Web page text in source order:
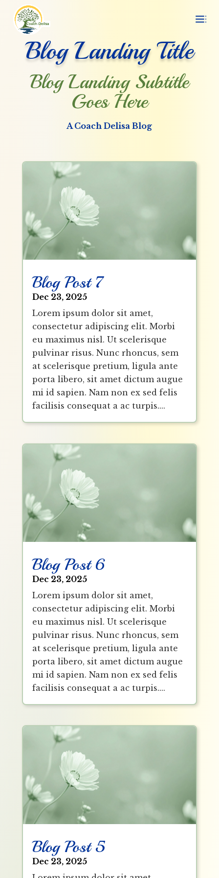
Blog Landing Title
Blog Landing Subtitle
Goes Here
A Coach Delisa Blog
Blog Post 7
Dec 23, 2025
Lorem ipsum dolor sit amet,
consectetur adipiscing elit. Morbi
eu maximus nisl. Ut scelerisque
pulvinar risus. Nunc rhoncus, sem
at scelerisque pretium, ligula ante
porta libero, sit amet dictum augue
mi id sapien. Nam non ex sed felis
facilisis consequat a ac turpis....
Blog Post 6
Dec 23, 2025
Lorem ipsum dolor sit amet,
consectetur adipiscing elit. Morbi
eu maximus nisl. Ut scelerisque
pulvinar risus. Nunc rhoncus, sem
at scelerisque pretium, ligula ante
porta libero, sit amet dictum augue
mi id sapien. Nam non ex sed felis
facilisis consequat a ac turpis....
Blog Post 5
Dec 23, 2025